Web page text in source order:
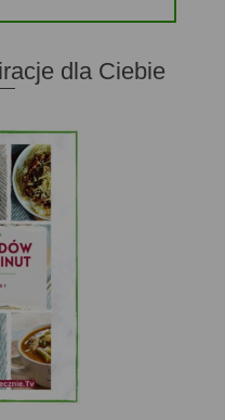
dla Ciebie